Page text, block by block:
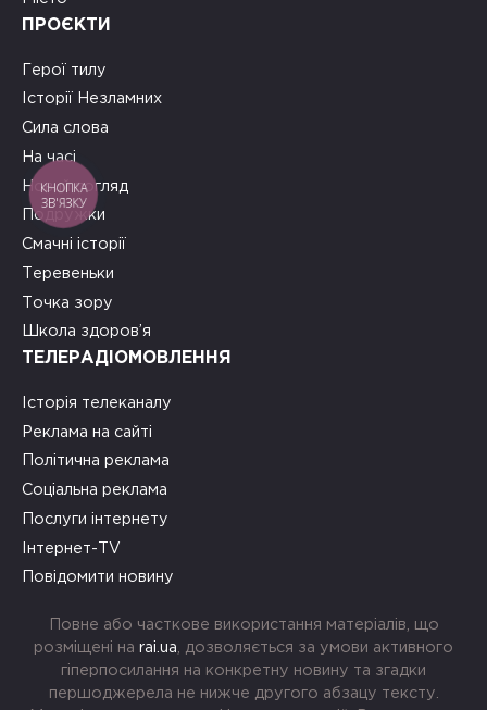
ПРОЄКТИ
Герої тилу
Історії Незламних
Сила слова
На часі
Новий погляд
Подружки
Смачні історії
Теревеньки
Точка зору
Школа здоров’я
ТЕЛЕРАДІОМОВЛЕННЯ
Історія телеканалу
Реклама на сайті
Політична реклама
Соціальна реклама
Послуги інтернету
Інтернет-TV
Повідомити новину
Повне або часткове використання матеріалів, що
розміщені на rai.ua , дозволяється за умови активного
гіперпосилання на конкретну новину та згадки
першоджерела не нижче другого абзацу тексту.
КНОПКА
ЗВ'ЯЗКУ